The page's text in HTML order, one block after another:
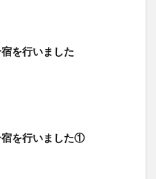
を行いました
宿を行いました①